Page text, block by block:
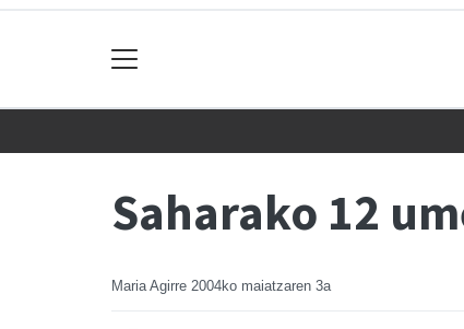
Saharako 12
Maria Agirre 2004ko maiatzaren 3a